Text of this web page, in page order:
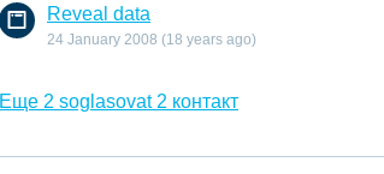
Reveal data
24 January 2008 (18 years ago)
Еще 2 soglasovat 2 контакт